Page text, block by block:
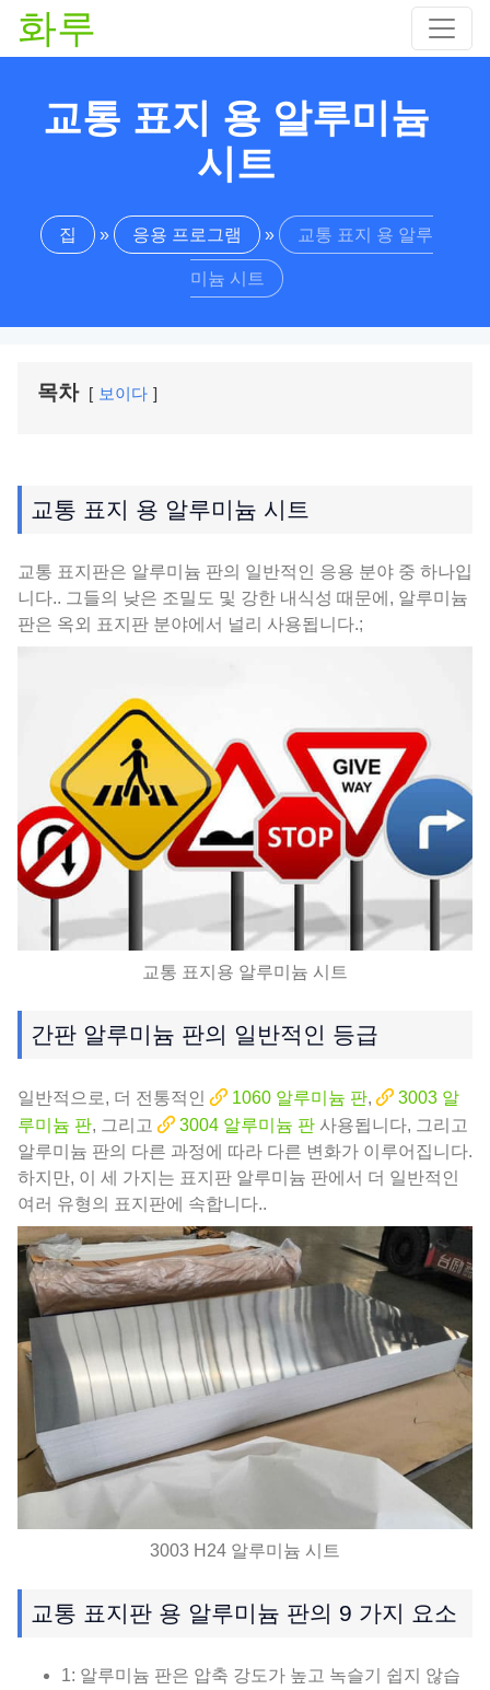
화루
교통 표지 용 알루미늄
시트
집 » 응용 프로그램 » 교통 표지 용 알루
미늄 시트
목차 보이다
교통 표지 용 알루미늄 시트
교통 표지판은 알루미늄 판의 일반적인 응용 분야 중 하나입
니다.. 그들의 낮은 조밀도 및 강한 내식성 때문에, 알루미늄
판은 옥외 표지판 분야에서 널리 사용됩니다.;
교통 표지용 알루미늄 시트
간판 알루미늄 판의 일반적인 등급
일반적으로, 더 전통적인 1060 알루미늄 판,
3003 알
루미늄 판, 그리고 3004 알루미늄 판 사용됩니다, 그리고
알루미늄 판의 다른 과정에 따라 다른 변화가 이루어집니다.
하지만, 이 세 가지는 표지판 알루미늄 판에서 더 일반적인
여러 유형의 표지판에 속합니다..
3003 H24 알루미늄 시트
교통 표지판 용 알루미늄 판의 9 가지 요소
1: 알루미늄 판은 압축 강도가 높고 녹슬기 쉽지 않습